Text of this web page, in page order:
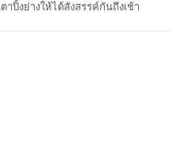
ปิ้งย่างให้ได้สังสรรค์กันถึงเช้า